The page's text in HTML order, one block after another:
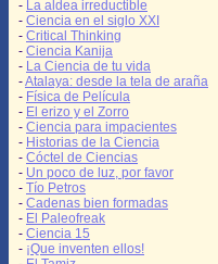
- La aldea irreductible
- Ciencia en el siglo XXI
- Critical Thinking
- Ciencia Kanija
- La Ciencia de tu vida
-Atalaya: desde la tela de araña
- Física de Película
- El erizo y el Zorro
- Ciencia para impacientes
- Historias de la Ciencia
- Cóctel de Ciencias
- Un poco de luz, por favor
- Tío Petros
- Cadenas bien formadas
- El Paleofreak
- Ciencia 15
- ¡Que inventen ellos!